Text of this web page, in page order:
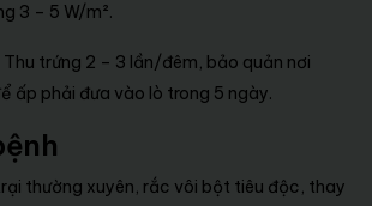
3 – 5 W/m².
Thu trứng 2 – 3 lần/đêm, bảo quản nơi
ấp phải đưa vào lò trong 5 ngày.
thường xuyên, rắc vôi bột tiêu độc, thay